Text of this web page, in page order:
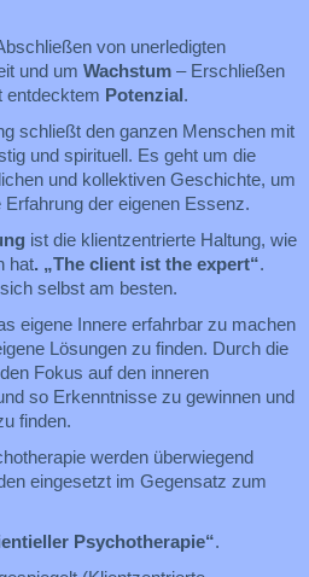
von unerledigten
und um Wachstum – Erschließen
entdecktem Potenzial .
schließt den ganzen Menschen mit
und spirituell. Es geht um die
und kollektiven Geschichte, um
der eigenen Essenz.
ist die klientzentrierte Haltung, wie
hat. „The client ist the expert“.
selbst am besten.
eigene Innere erfahrbar zu machen
Lösungen zu finden. Durch die
Fokus auf den inneren
so Erkenntnisse zu gewinnen und
finden.
werden überwiegend
eingesetzt im Gegensatz zum
Psychotherapie“.